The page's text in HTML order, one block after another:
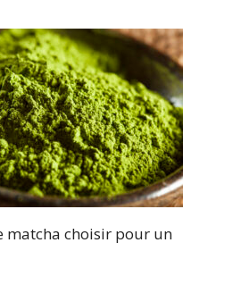
matcha choisir pour un